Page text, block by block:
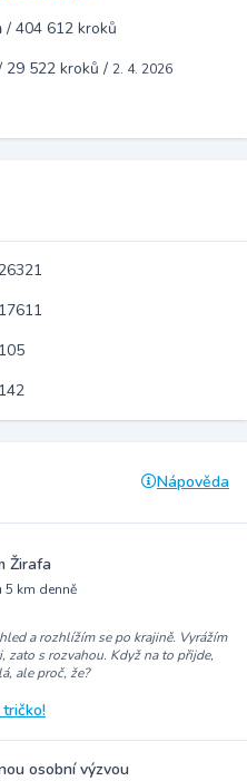
/ 404 612 kroků
29 522 kroků / 2. 4. 2026
Nápověda
Žirafa
5 km denně
a rozhlížím se po krajině. Vyrážím
zato s rozvahou. Když na to přijde,
ale proč, že?
tričko!
osobní výzvou